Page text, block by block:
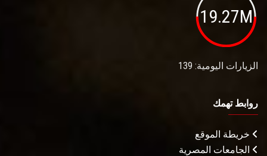
19.27M
الزيارات اليومية: 139
روابط تهمك
خريطة الموقع
الجامعات المصرية